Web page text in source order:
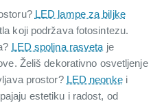
LED lampe za biljke
koji podržava fotosintezu.
LED spoljna rasveta je
Želiš dekorativno osvetljenje
prostor? LED neonkei
estetiku i radost, od